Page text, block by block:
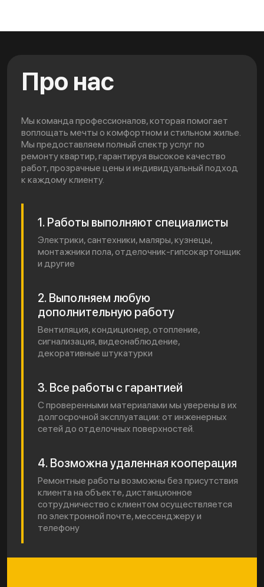
Про нас
Мы команда профессионалов, которая помогает
воплощать мечты о комфортном и стильном жилье.
Мы предоставляем полный спектр услуг по
ремонту квартир, гарантируя высокое качество
работ, прозрачные цены и индивидуальный подход
к каждому клиенту.
1. Работы выполняют специалисты
Электрики, сантехники, маляры, кузнецы,
монтажники пола, отделочник-гипсокартонщик
и другие
2. Выполняем любую
дополнительную работу
Вентиляция, кондиционер, отопление,
сигнализация, видеонаблюдение,
декоративные штукатурки
3. Все работы с гарантией
С проверенными материалами мы уверены в их
долгосрочной эксплуатации: от инженерных
сетей до отделочных поверхностей.
4. Возможна удаленная кооперация
Ремонтные работы возможны без присутствия
клиента на объекте, дистанционное
сотрудничество с клиентом осуществляется
по электронной почте, мессенджеру и
телефону